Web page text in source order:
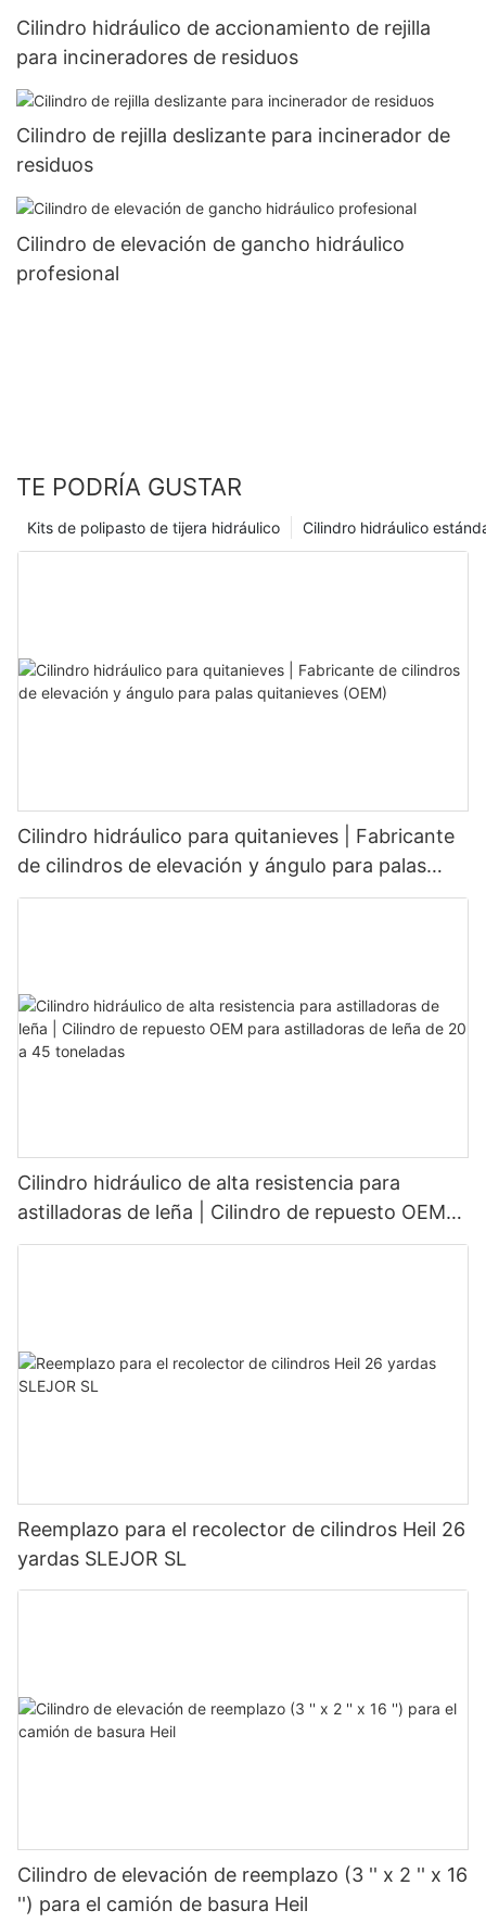
Cilindro hidráulico de accionamiento de rejilla
para incineradores de residuos
Cilindro de rejilla deslizante para incinerador de
residuos
Cilindro de elevación de gancho hidráulico
profesional
TE PODRÍA GUSTAR
Cilindro hidráulico
Kits de polipasto de tijera hidráulico
Cilindro hidráulico para quitanieves | Fabricante
de cilindros de elevación y ángulo para palas
quitanieves (OEM)
Cilindro hidráulico de alta resistencia para
astilladoras de leña | Cilindro de repuesto OEM
para astilladoras de leña de 20 a 45 toneladas
Reemplazo para el recolector de cilindros Heil 26
yardas SLEJOR SL
Cilindro de elevación de reemplazo (3 '' x 2 '' x 16
'') para el camión de basura Heil